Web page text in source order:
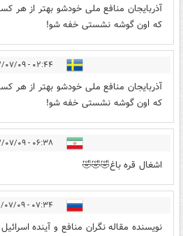
آذربایجان منافع ملی خودشو بهتر از هر
که اون گوشه نشستی خفه شو!
۰۲:۴۴ - ۱۴۰۲/۰۷/۰۹
آذربایجان منافع ملی خودشو بهتر از هر
که اون گوشه نشستی خفه شو!
۰۶:۳۸ - ۱۴۰۲/۰۷/۰۹
اشغال قره باغ🤣🤣🤣
۰۷:۳۴ - ۱۴۰۲/۰۷/۰۹
نویسنده مقاله نگران منافع و آینده